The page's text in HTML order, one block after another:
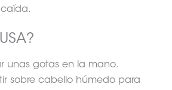
caída.
unas gotas en la mano.
sobre cabello húmedo para